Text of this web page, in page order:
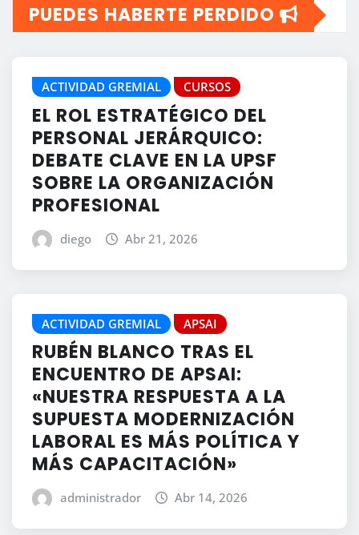
PUEDES HABERTE PERDIDO
ACTIVIDAD GREMIAL CURSOS
EL ROL ESTRATÉGICO DEL
PERSONAL JERÁRQUICO:
DEBATE CLAVE EN LA UPSF
SOBRE LA ORGANIZACIÓN
PROFESIONAL
diego Abr 21, 2026
ACTIVIDAD GREMIAL APSAI
RUBÉN BLANCO TRAS EL
ENCUENTRO DE APSAI:
«NUESTRA RESPUESTA A LA
SUPUESTA MODERNIZACIÓN
LABORAL ES MÁS POLÍTICA Y
MÁS CAPACITACIÓN»
administrador Abr 14, 2026